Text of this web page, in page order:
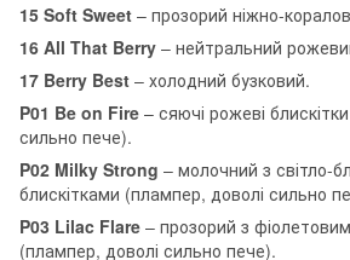
15 Soft Sweet – прозорий ніжно-
16 All That Berry – нейтральний
17 Berry Best – холодний бузковий.
P01 Be on Fire – сяючі рожеві
сильно пече).
P02 Milky Strong – молочний з світло-
блискітками (плампер, доволі сильно
P03 Lilac Flare – прозорий з
(плампер, доволі сильно пече).